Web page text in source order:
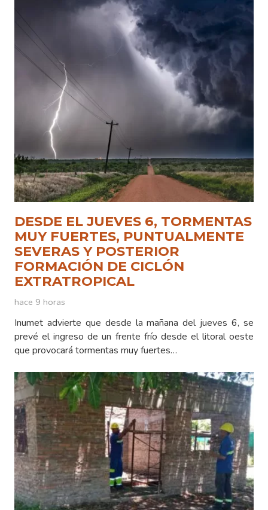
DESDE EL JUEVES 6, TORMENTAS
MUY FUERTES, PUNTUALMENTE
SEVERAS Y POSTERIOR
FORMACIÓN DE CICLÓN
EXTRATROPICAL
hace 9 horas
Inumet advierte que desde la mañana del jueves 6, se
prevé el ingreso de un frente frío desde el litoral oeste
que provocará tormentas muy fuertes…